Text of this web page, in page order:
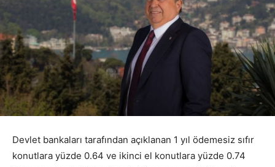
Devlet bankaları tarafından açıklanan 1 yıl ödemesiz sıfır
konutlara yüzde 0.64 ve ikinci el konutlara yüzde 0.74